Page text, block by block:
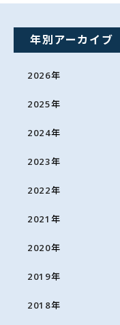
年別アーカイブ
2026年
2025年
2024年
2023年
2022年
2021 年
2020年
2019年
2018年